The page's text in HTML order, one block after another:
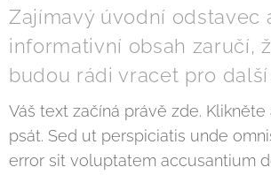
Zajímavý úvodní odstavec
informativní obsah zaručí,
budou rádi vracet pro další
Váš text začíná právě zde.
psát. Sed ut perspiciatis unde
error sit voluptatem accusantium